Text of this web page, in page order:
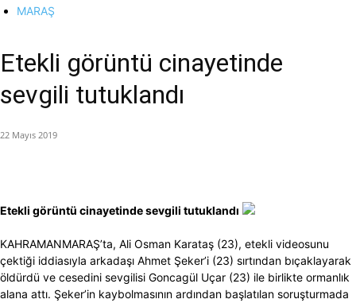
MARAŞ
Etekli görüntü cinayetinde
sevgili tutuklandı
22 Mayıs 2019
Etekli görüntü cinayetinde sevgili tutuklandı
KAHRAMANMARAŞ’ta, Ali Osman Karataş (23), etekli videosunu
çektiği iddiasıyla arkadaşı Ahmet Şeker’i (23) sırtından bıçaklayarak
öldürdü ve cesedini sevgilisi Goncagül Uçar (23) ile birlikte ormanlık
alana attı. Şeker’in kaybolmasının ardından başlatılan soruşturmada